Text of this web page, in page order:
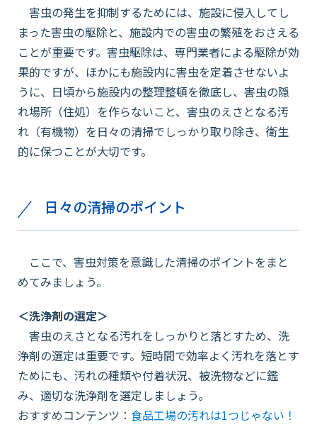
害虫の発生を抑制するためには、施設に侵入してし
まった害虫の駆除と、施設内での害虫の繁殖をおさえる
ことが重要です。害虫駆除は、専門業者による駆除が効
果的ですが、ほかにも施設内に害虫を定着させないよ
うに、日頃から施設内の整理整頓を徹底し、害虫の隠
れ場所（住処）を作らないこと、害虫のえさとなる汚
れ（有機物）を日々の清掃でしっかり取り除き、衛生
的に保つことが大切です。
日々の清掃のポイント
ここで、害虫対策を意識した清掃のポイントをまと
めてみましょう。
＜洗浄剤の選定＞
害虫のえさとなる汚れをしっかりと落とすため、洗
浄剤の選定は重要です。短時間で効率よく汚れを落とす
ためにも、汚れの種類や付着状況、被洗物などに鑑
み、適切な洗浄剤を選定しましょう。
おすすめコンテンツ： 食品工場の汚れは1つじゃない！